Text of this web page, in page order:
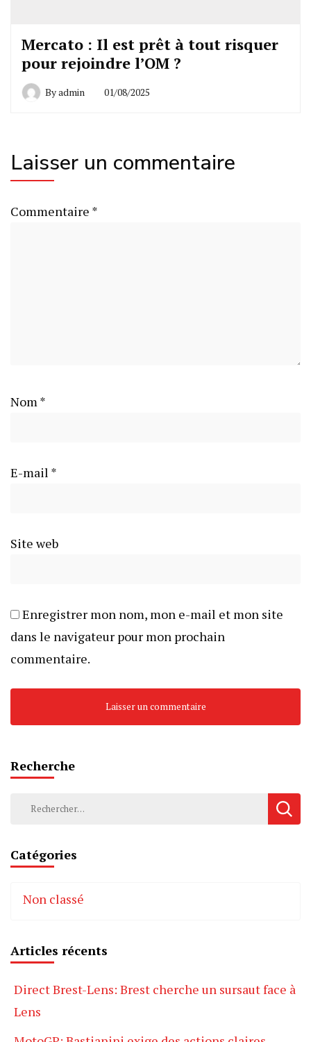
Mercato : Il est prêt à tout risquer
pour rejoindre l’OM ?
Byadmin 01/08/2025
Laisser un commentaire
Commentaire *
Nom *
E-mail *
Site web
Enregistrer mon nom, mon e-mail et mon site
dans le navigateur pour mon prochain
commentaire.
Recherche
Rechercher :
Catégories
Non classé
Articles récents
Direct Brest-Lens: Brest cherche un sursaut face à
Lens